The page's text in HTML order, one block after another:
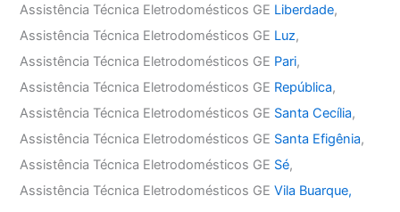
Assistência Técnica Eletrodomésticos GE Liberdade,
Assistência Técnica Eletrodomésticos GE Luz,
Assistência Técnica Eletrodomésticos GE Pari,
Assistência Técnica Eletrodomésticos GE República,
Assistência Técnica Eletrodomésticos GE Santa Cecília,
Assistência Técnica Eletrodomésticos GE Santa Efigênia,
Assistência Técnica Eletrodomésticos GE Sé,
Assistência Técnica Eletrodomésticos GEVila Buarque,